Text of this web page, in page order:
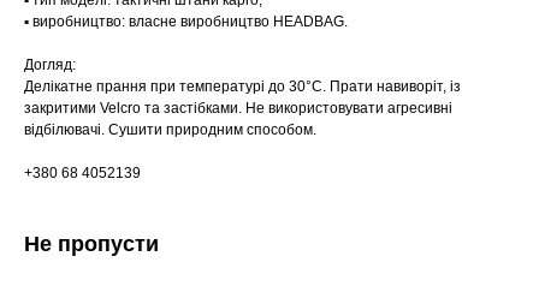
▪️ виробництво: власне виробництво HEADBAG.
Догляд:
Делікатне прання при температурі до 30°C. Прати навиворіт, із
закритими Velcro та застібками. Не використовувати агресивні
відбілювачі. Сушити природним способом.
+380 68 4052139
Не пропусти